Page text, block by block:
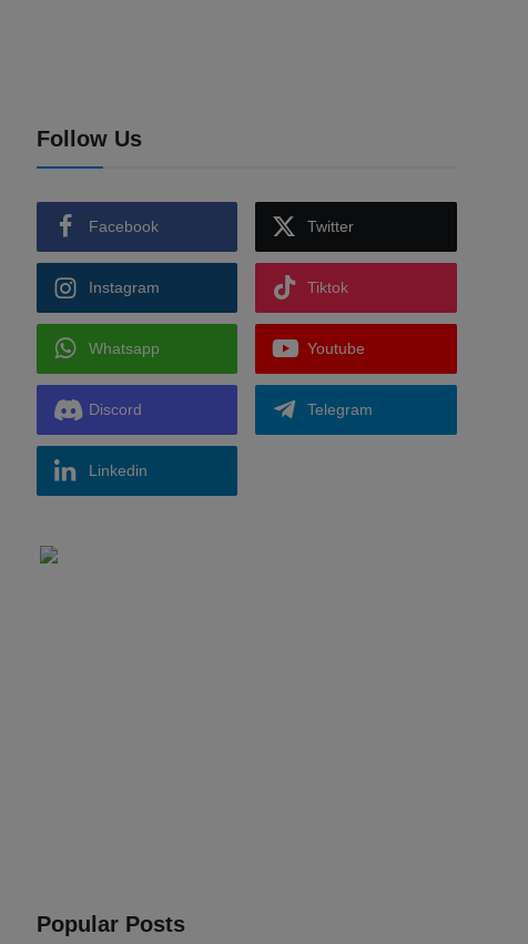
Follow Us
Facebook Twitter
Instagram Tiktok
Whatsapp Youtube
Discord Telegram
Linkedin
Popular Posts